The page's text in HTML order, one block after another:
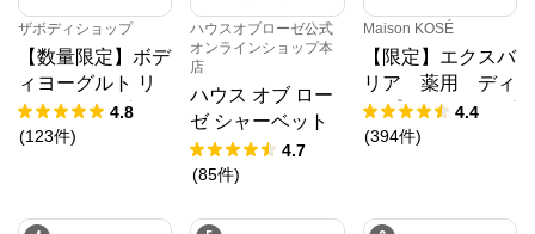
ザボディショップ
【数量限定】ボデ
ィヨーグルト リ
フレッシング PF
4.8
(123件)
ハウスオブローゼ公式
オンラインショップ本
店
ハウス オブ ロー
ゼ シャーベット
ローション 95g
4.7
(85件)
Maison KOSÉ
【限定】エクスバ
リア 薬用 ディ
ープ リペア ゲ
ル リンクル＆ホ
4.4
(394件)